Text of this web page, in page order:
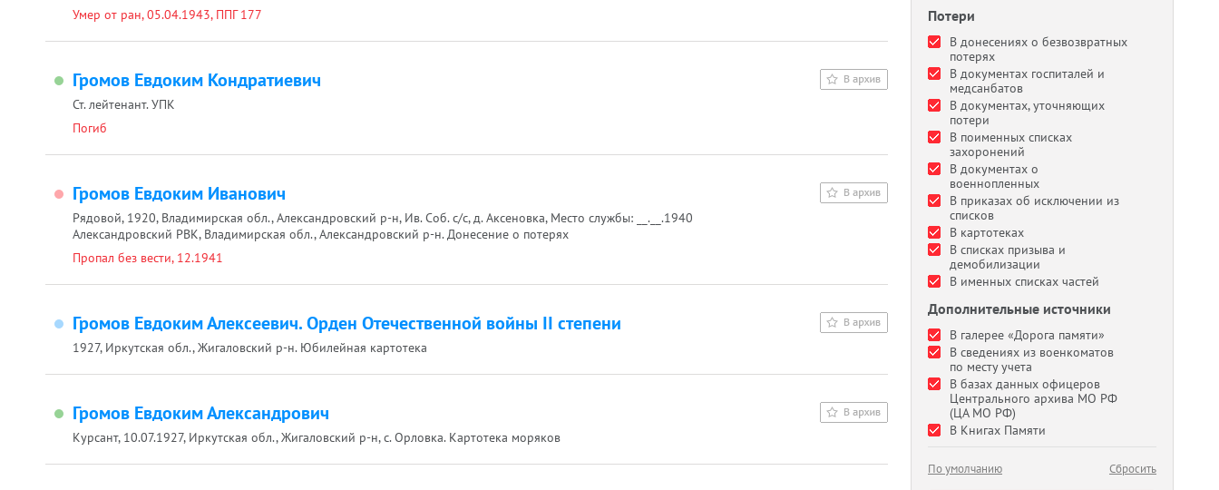
Потери
В донесениях о безвозвратных
потерях
В документах госпиталей и
медсанбатов
В документах, уточняющих
потери
В поименных списках
захоронений
В документах о
военнопленных
В приказах об исключении из
списков
В картотеках
В списках призыва и
демобилизации
В именных списках частей
Дополнительные источники
В галерее «Дорога памяти»
В сведениях из военкоматов
по месту учета
В базах данных офицеров
Центрального архива МО РФ
(ЦА МО РФ)
В Книгах Памяти
По умолчанию Сбросить
Умер от ран, 05.04.1943, ППГ 177
Громов Евдоким Кондратиевич
Ст. лейтенант. УПК
Погиб
Громов Евдоким Иванович
Рядовой, 1920, Владимирская обл., Александровский р-н, Ив. Соб. с/с, д. Аксеновка, Место службы: __.__.1940
Александровский РВК, Владимирская обл., Александровский р-н. Донесение о потерях
Пропал без вести, 12.1941
Громов Евдоким Алексеевич. Орден Отечественной войны II степени
1927, Иркутская обл., Жигаловский р-н. Юбилейная картотека
Громов Евдоким Александрович
Курсант, 10.07.1927, Иркутская обл., Жигаловский р-н, с. Орловка. Картотека моряков